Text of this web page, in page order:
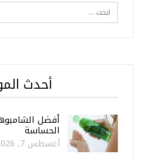
أحدث
أفضل
الحساسة
أغسطس 7, 2026